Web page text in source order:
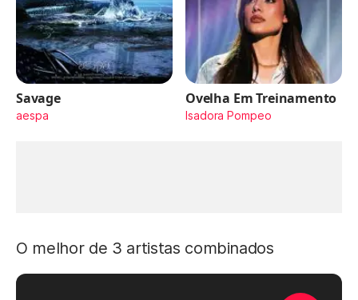
Savage
aespa
Ovelha Em Treinamento
Isadora Pompeo
O melhor de 3 artistas combinados